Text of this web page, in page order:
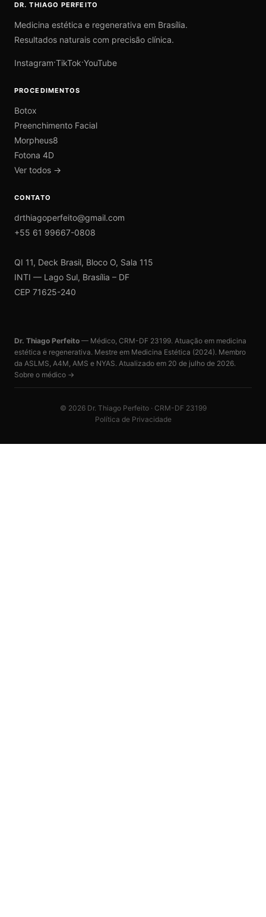
DR. THIAGO PERFEITO
Medicina estética e regenerativa em Brasília.
Resultados naturais com precisão clínica.
Instagram·TikTok·YouTube
PROCEDIMENTOS
Botox
Preenchimento Facial
Morpheus8
Fotona 4D
Ver todos →
CONTATO
drthiagoperfeito@gmail.com
+55 61 99667-0808
QI 11, Deck Brasil, Bloco O, Sala 115
INTI — Lago Sul, Brasília – DF
CEP 71625-240
Dr. Thiago Perfeito — Médico, CRM-DF 23199. Atuação em medicina
estética e regenerativa. Mestre em Medicina Estética (2024). Membro
da ASLMS, A4M, AMS e NYAS. Atualizado em 20 de julho de 2026.
Sobre o médico →
© 2026Dr. Thiago Perfeito · CRM-DF 23199
Política de Privacidade